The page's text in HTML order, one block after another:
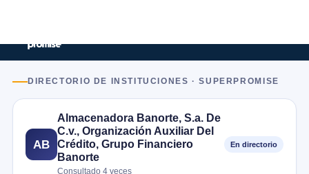
DIRECTORIO DE INSTITUCIONES · SUPERPROMISE
AB
Almacenadora Banorte, S.a. De
C.v., Organización Auxiliar Del
Crédito, Grupo Financiero
Banorte
Consultado 4 veces
En directorio